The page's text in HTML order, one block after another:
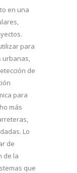
en una
para
urbanas,
de
para
más
Lo
de
de la
que